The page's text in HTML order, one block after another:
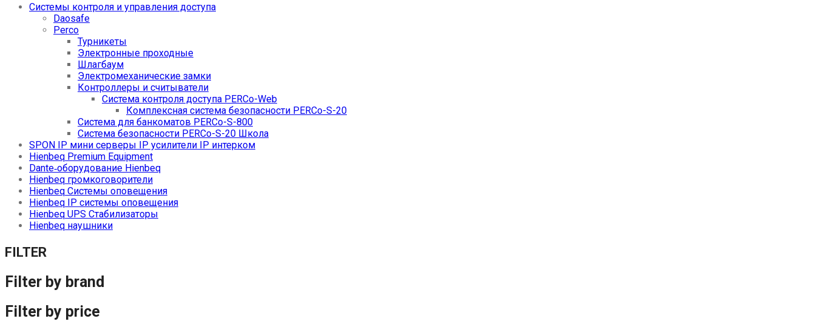
Системы контроля и управления доступа
Daosafe
Perco
Турникеты
Электронные проходные
Шлагбаум
Электромеханические замки
Контроллеры и считыватели
Система контроля доступа PERCo-Web
Комплексная система безопасности PERCo-S-20
Система для банкоматов PERCo-S-800
Система безопасности PERCo-S-20 Школа
SPON IP мини серверы IP усилители IP интерком
Hienbeq Premium Equipment
Dante‑оборудование Hienbeq
Hienbeq громкоговорители
Hienbeq Системы оповещения
Hienbeq IP системы оповещения
Hienbeq UPS Стабилизаторы
Hienbeq наушники
FILTER
Filter by brand
Filter by price